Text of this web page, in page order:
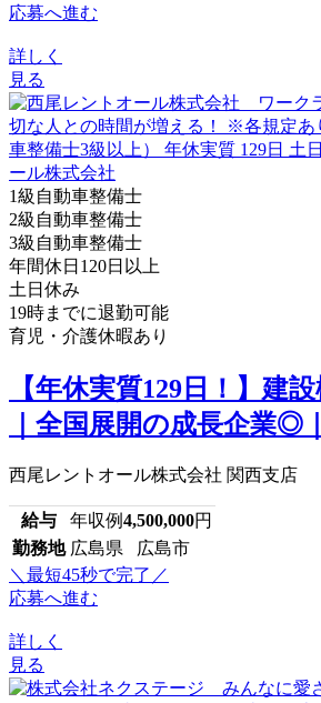
応募へ進む
詳しく
見る
1級自動車整備士
2級自動車整備士
3級自動車整備士
年間休日120日以上
土日休み
19時までに退勤可能
育児・介護休暇あり
【年休実質129日！】建
｜全国展開の成長企業◎
西尾レントオール株式会社 関西支店
給与 年収例4,500,000円
勤務地 広島県 広島市
＼最短45秒で完了／
応募へ進む
詳しく
見る